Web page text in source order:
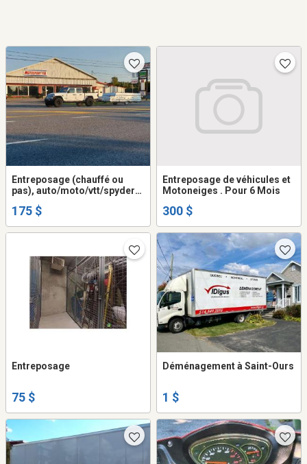
Entreposage (chauffé ou
pas), auto/moto/vtt/spyder/
bateau/ponton/( max 9pi haut
175 $
Entreposage de véhicules et
Motoneiges . Pour 6 Mois
300 $
Entreposage
75 $
Déménagement à Saint-Ours
1 $